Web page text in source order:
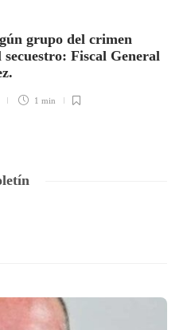
grupo del crimen
Fiscal General
1 min